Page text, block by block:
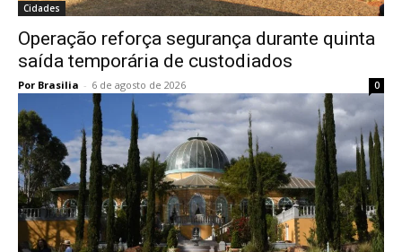
Cidades
Operação reforça segurança durante quinta
saída temporária de custodiados
Por Brasilia - 6 de agosto de 2026 0